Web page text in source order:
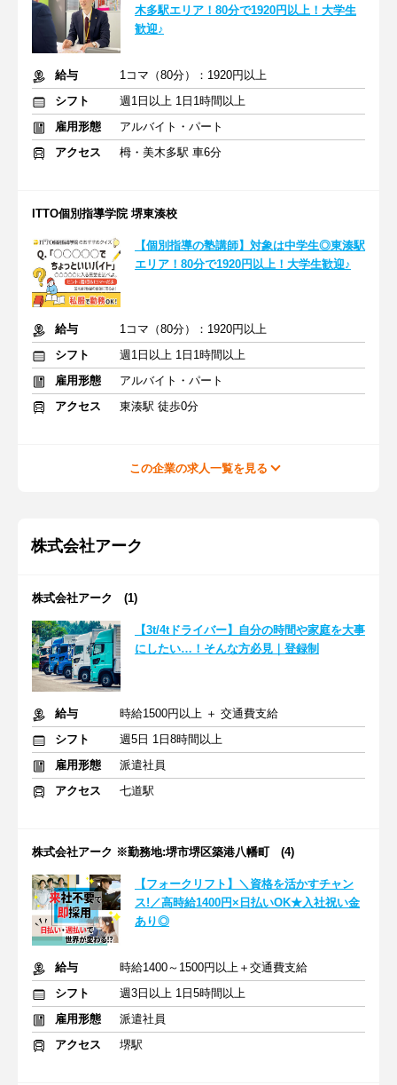
木多駅エリア！80分で1920円以上！大学生
歓迎♪
給与
1コマ（80分）：1920円以上
シフト
週1日以上 1日1時間以上
雇用形態
アルバイト・パート
アクセス
栂・美木多駅 車6分
ITTO個別指導学院 堺東湊校
【個別指導の塾講師】対象は中学生◎東湊駅
エリア！80分で1920円以上！大学生歓迎♪
給与
1コマ（80分）：1920円以上
シフト
週1日以上 1日1時間以上
雇用形態
アルバイト・パート
アクセス
東湊駅 徒歩0分
この企業の求人一覧を見る
株式会社アーク
株式会社アーク (1)
【3t/4tドライバー】自分の時間や家庭を大事
にしたい…！そんな方必見｜登録制
給与
時給1500円以上 ＋ 交通費支給
シフト
週5日 1日8時間以上
雇用形態
派遣社員
アクセス
七道駅
株式会社アーク ※勤務地:堺市堺区築港八幡町 (4)
【フォークリフト】＼資格を活かすチャン
ス!／高時給1400円×日払いOK★入社祝い金
あり◎
給与
時給1400～1500円以上＋交通費支給
シフト
週3日以上 1日5時間以上
雇用形態
派遣社員
アクセス
堺駅